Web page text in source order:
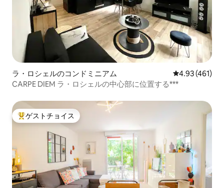
ラ・ロシェルのコンドミニアム レビュー461
4.93 (461)
CARPE DIEM ラ・ロシェルの中心部に位置する***
大好評のゲストチョイスです。
ゲストチョイス